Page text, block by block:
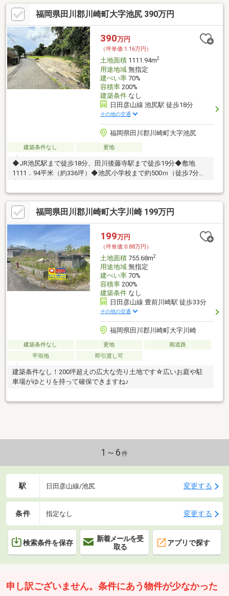
い♪
福岡県田川郡川崎町大字池尻 390万円
390万円
（坪単価:1.16万円）
土地面積1111.94m2
用途地域無指定
建ぺい率70%
容積率200%
建築条件なし
日田彦山線 池尻駅 徒歩18分
その他の交通
福岡県田川郡川崎町大字池尻
建築条件なし 更地
◆JR池尻駅まで徒歩18分、田川後藤寺駅まで徒歩19分◆敷地
1111．94平米（約336坪）◆池尻小学校まで約500ｍ（徒歩7分）
◆更地、建築条件はありません、お好きなハウスメーカーで建築
出来ます。
福岡県田川郡川崎町大字川崎 199万円
199万円
（坪単価:0.88万円）
土地面積755.68m2
用途地域無指定
建ぺい率70%
容積率200%
建築条件なし
日田彦山線 豊前川崎駅 徒歩33分
その他の交通
福岡県田川郡川崎町大字川崎
建築条件なし 更地
南道路
平坦地
即引渡し可
建築条件なし！200坪超えの広大な売り土地です☆広いお庭や駐
車場がゆとりを持って確保できますね♪
1～6 件
駅 日田彦山線/池尻 変更する
条件 指定なし 変更する
検索条件を保存
新着メールを受
取る
アプリで探す
申し訳ございません。条件にあう物件が少なかった